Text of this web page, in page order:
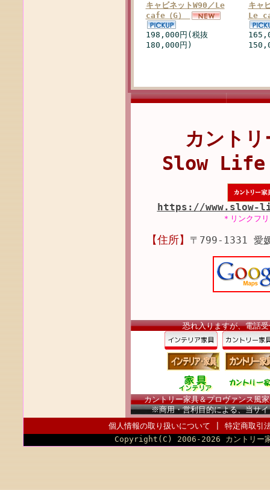
キャビネットW90／Le
cafe（G）
198,000円(税抜
180,000円)
キャ
Le
カントリ
Slow Life
https://www.slow-
＊リンクフ
【住所】 〒799-1331 愛
恐れ入りますが、電話
カントリー家具＆プロヴァンス
※商用・営利目的による、当サ
個人情報の取り扱いについて
特定商取引
Copyright(C) 2006-2026 カント